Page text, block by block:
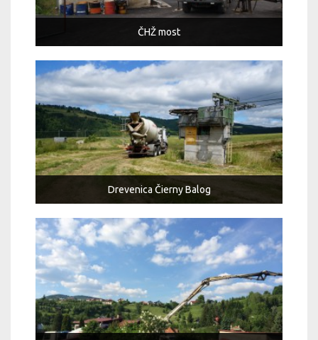
ČHŽ most
Drevenica Čierny Balog